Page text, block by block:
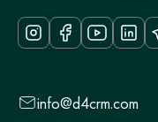
info@d4crm.com